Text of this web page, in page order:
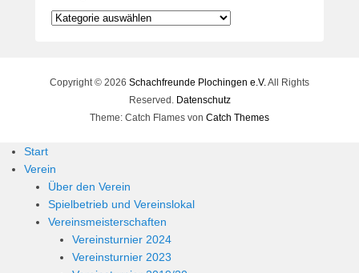
Kategorien
Copyright © 2026 Schachfreunde Plochingen e.V. All Rights
Reserved. Datenschutz
Theme: Catch Flames von Catch Themes
Start
Verein
Über den Verein
Spielbetrieb und Vereinslokal
Vereinsmeisterschaften
Vereinsturnier 2024
Vereinsturnier 2023